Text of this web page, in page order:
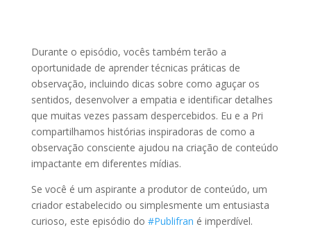
Durante o episódio, vocês também terão a
oportunidade de aprender técnicas práticas de
observação, incluindo dicas sobre como aguçar os
sentidos, desenvolver a empatia e identificar detalhes
que muitas vezes passam despercebidos. Eu e a Pri
compartilhamos histórias inspiradoras de como a
observação consciente ajudou na criação de conteúdo
impactante em diferentes mídias.
Se você é um aspirante a produtor de conteúdo, um
criador estabelecido ou simplesmente um entusiasta
curioso, este episódio do #Publifran é imperdível.